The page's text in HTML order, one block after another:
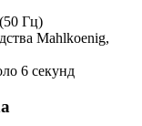
Гц)
Mahlkoenig,
6 секунд